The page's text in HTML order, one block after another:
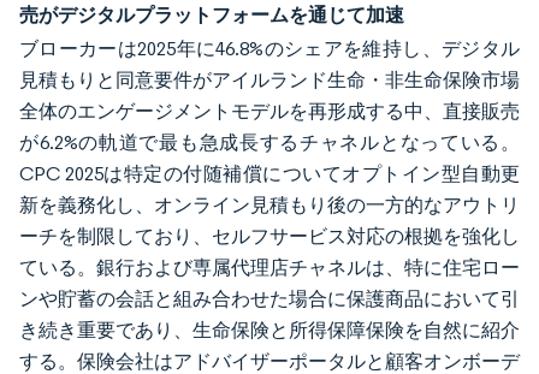
売がデジタルプラットフォームを通じて加速
ブローカーは2025年に46.8%のシェアを維持し、デジタル
見積もりと同意要件がアイルランド生命・非生命保険市場
全体のエンゲージメントモデルを再形成する中、直接販売
が6.2%の軌道で最も急成長するチャネルとなっている。
CPC 2025は特定の付随補償についてオプトイン型自動更
新を義務化し、オンライン見積もり後の一方的なアウトリ
ーチを制限しており、セルフサービス対応の根拠を強化し
ている。銀行および専属代理店チャネルは、特に住宅ロー
ンや貯蓄の会話と組み合わせた場合に保護商品において引
き続き重要であり、生命保険と所得保障保険を自然に紹介
する。保険会社はアドバイザーポータルと顧客オンボーデ